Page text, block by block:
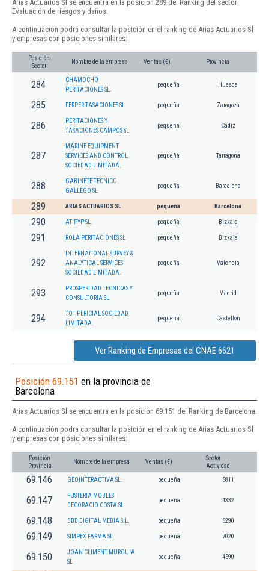
Arias Actuarios Sl se encuentra en la posición 289 del Ranking del sector
Evaluación de riesgos y daños.
A continuación podrá consultar la posición en el ranking de Arias Actuarios Sl
y empresas con posiciones similares:
Posición
Sector
Nombre de la empresa Ventas (€) Provincia
284
CHAMOCHO
PERITACIONES SL.
pequeña Huesca
285 FERPER TASACIONES SL pequeña Zaragoza
286
PERITACIONES Y
TASACIONES CAMPOS SL
pequeña Cádiz
287
MARINE EQUIPMENT
SERVICES AND CONTROL
SOCIEDAD LIMITADA.
pequeña Tarragona
288
GABINETE TECNICO
GALLEGO SL
pequeña Barcelona
289 ARIAS ACTUARIOS SL pequeña Barcelona
290 ATIPYP SL. pequeña Bizkaia
291 ROLA PERITACIONES SL pequeña Bizkaia
292
INTERNATIONAL SURVEY &
ANALYTICAL SERVICES
SOCIEDAD LIMITADA.
pequeña Valencia
293
PROSPERIDAD TECNICAS Y
CONSULTORIA SL.
pequeña Madrid
294
TOT PERICIAL SOCIEDAD
LIMITADA.
pequeña Castellon
Ver Ranking de Empresas del CNAE 6621
Posición 69.151 en la provincia de
Barcelona
Arias Actuarios Sl se encuentra en la posición 69.151 del Ranking de Barcelona.
A continuación podrá consultar la posición en el ranking de Arias Actuarios Sl
y empresas con posiciones similares:
Posición
Provincia
Nombre de la empresa Ventas (€)
Sector
Actividad
69.146 GEOINTERACTIVA SL. pequeña 5811
69.147
FUSTERIA MOBLES I
DECORACIO COSTA SL
pequeña 4332
69.148 BDD DIGITAL MEDIA S.L. pequeña 6290
69.149 SIMPEX FARMA SL. pequeña 7020
69.150
JOAN CLIMENT MURGUIA
SL
pequeña 4690